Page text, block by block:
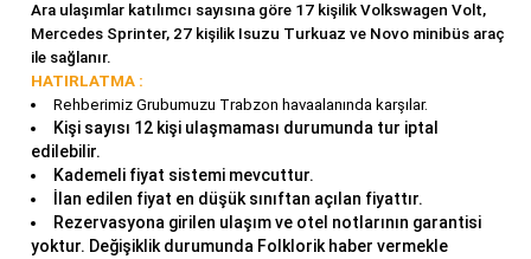
Ara ulaşımlar katılımcı sayısına göre 17 kişilik Volkswagen Volt,
Mercedes Sprinter, 27 kişilik Isuzu Turkuaz ve Novo minibüs araç
ile sağlanır.
HATIRLATMA :
Rehberimiz Grubumuzu Trabzon havaalanında karşılar.
Kişi sayısı 12 kişi ulaşmaması durumunda tur iptal
edilebilir.
Kademeli fiyat sistemi mevcuttur.
İlan edilen fiyat en düşük sınıftan açılan fiyattır.
Rezervasyona girilen ulaşım ve otel notlarının garantisi
yoktur. Değişiklik durumunda Folklorik haber vermekle